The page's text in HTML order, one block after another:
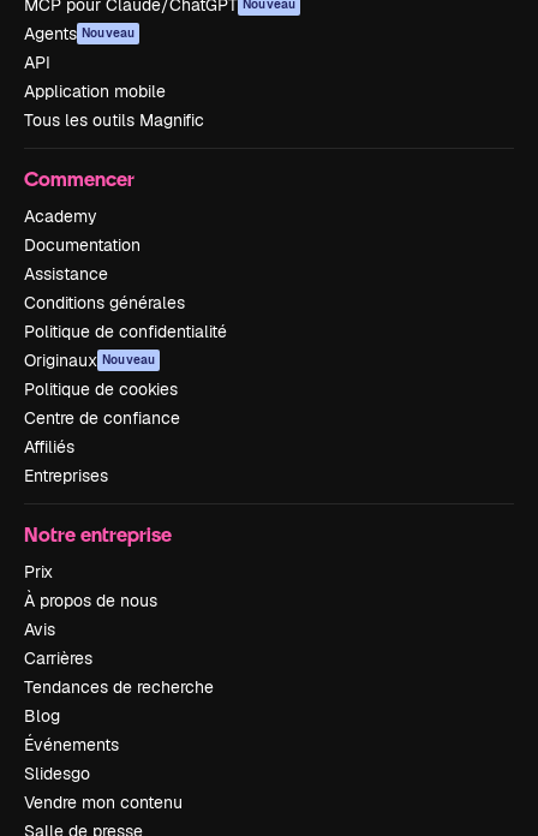
MCP pour Claude/ChatGPT Nouveau
Agents Nouveau
API
Application mobile
Tous les outils Magnific
Commencer
Academy
Documentation
Assistance
Conditions générales
Politique de confidentialité
Originaux Nouveau
Politique de cookies
Centre de confiance
Affiliés
Entreprises
Notre entreprise
Prix
À propos de nous
Avis
Carrières
Tendances de recherche
Blog
Événements
Slidesgo
Vendre mon contenu
Salle de presse